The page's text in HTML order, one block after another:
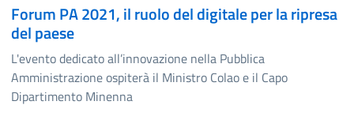
Forum PA 2021, il ruolo del digitale per la ripresa
del paese
L'evento dedicato all’innovazione nella Pubblica
Amministrazione ospiterà il Ministro Colao e il Capo
Dipartimento Minenna